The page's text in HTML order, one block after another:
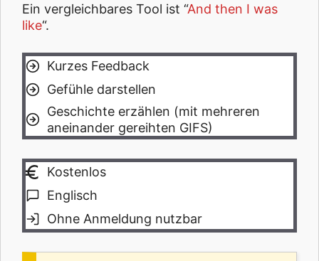
Ein vergleichbares Tool ist “And then I was
like“.
Kurzes Feedback
Gefühle darstellen
Geschichte erzählen (mit mehreren
aneinander gereihten GIFS)
Kostenlos
Englisch
Ohne Anmeldung nutzbar